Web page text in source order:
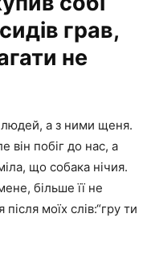
грав,
не
а з ними щеня.
він побіг до нас, а
що собака нічия.
більше її не
моїх слів:“гру ти